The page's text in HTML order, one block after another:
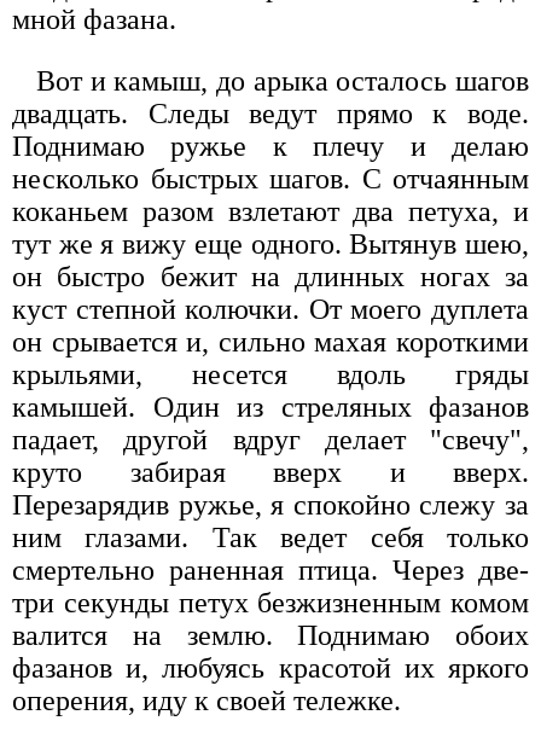
мной фазана.
Вот и камыш, до арыка осталось шагов
двадцать. Следы ведут прямо к воде.
Поднимаю ружье к плечу и делаю
несколько быстрых шагов. С отчаянным
коканьем разом взлетают два петуха, и
тут же я вижу еще одного. Вытянув шею,
он быстро бежит на длинных ногах за
куст степной колючки. От моего дуплета
он срывается и, сильно махая короткими
крыльями, несется вдоль гряды
камышей. Один из стреляных фазанов
падает, другой вдруг делает "свечу",
круто забирая вверх и вверх.
Перезарядив ружье, я спокойно слежу за
ним глазами. Так ведет себя только
смертельно раненная птица. Через две-
три секунды петух безжизненным комом
валится на землю. Поднимаю обоих
фазанов и, любуясь красотой их яркого
оперения, иду к своей тележке.